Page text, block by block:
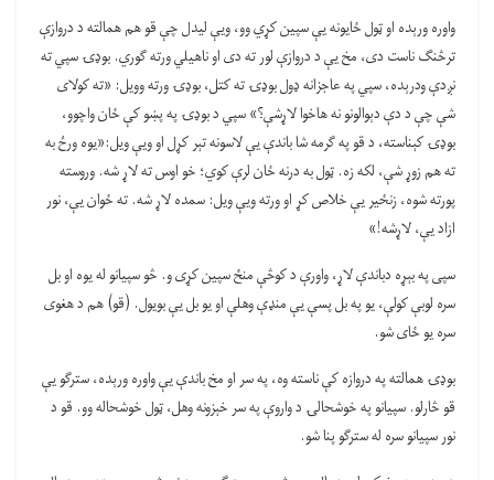
واوره ورېده او ټول ځایونه یې سپین کړي وو، ویې لیدل چې قو هم همالته د دروازې
ترڅنګ ناست دی، مخ یې د دروازې لور ته دی او ناهیلي ورته ګوري. بوډۍ سپي ته
نږدې ودرېده، سپي په عاجزانه ډول بوډۍ ته کتل، بوډۍ ورته وویل: «ته کولای
شې چې د دې دېوالونو نه هاخوا لاړشې؟» سپي د بوډۍ په پښو کې ځان واچوو،
بوډۍ کېناسته، د قو په ګرمه شا باندې یې لاسونه تېر کړل او ویې ویل:«یوه ورځ به
ته هم زوړ شې، لکه زه. ټول به درنه ځان لرې کوي؛ خو اوس ته لاړ شه. وروسته
پورته شوه، زنځیر یې خلاص کړ او ورته ویې ویل: سمده لاړ شه. ته ځوان یې، نور
ازاد یې، لاړشه!»
سپی په بېړه دباندې لاړ، واورې د کوڅې منځ سپین کړی و. څو سپیانو له یوه او بل
سره لوبې کولې، یو په بل پسې یې منډې وهلې او یو بل یې بویول. (قو) هم د هغوی
سره یو ځای شو.
بوډۍ همالته په دروازه کې ناسته وه، په سر او مخ باندې یې واوره ورېده، سترګو یې
قو څارلو. سپیانو په خوشحالۍ د واروې په سر خېزونه وهل، ټول خوشحاله وو. قو د
نور سپیانو سره له سترګو پنا شو.